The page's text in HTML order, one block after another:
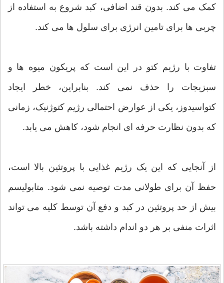
کمک می کند. بدون قند اضافی، کبد شروع به استفاده از
چربی ها برای تامین انرژی برای سلول ها می کند.
تفاوت با رژیم کتو در این است که پریکون میوه ها و
سبزیجات را حذف نمی کند. بنابراین، خطر ایجاد
کتواسیدوز، یکی از عوارض احتمالی رژیم کتوژنیک، زمانی
که بدون نظارت حرفه ای انجام شود، کاهش می یابد.
از آنجایی که این یک رژیم غذایی با پروتئین بالا است،
حفظ آن برای طولانی مدت توصیه نمی شود. متابولیسم
بیش از حد پروتئین در کبد و دفع آن توسط کلیه می تواند
اثرات منفی بر هر دو اندام داشته باشد.